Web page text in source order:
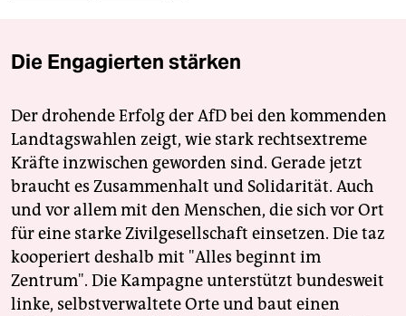
Die Engagierten stärken
Der drohende Erfolg der AfD bei den kommenden
Landtagswahlen zeigt, wie stark rechtsextreme
Kräfte inzwischen geworden sind. Gerade jetzt
braucht es Zusammenhalt und Solidarität. Auch
und vor allem mit den Menschen, die sich vor Ort
für eine starke Zivilgesellschaft einsetzen. Die taz
kooperiert deshalb mit "Alles beginnt im
Zentrum". Die Kampagne unterstützt bundesweit
linke, selbstverwaltete Orte und baut einen